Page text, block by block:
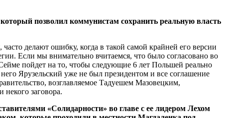
позволил коммунистам сохранить реальную власть
делают ошибку, когда в такой самой крайней его версии
Если мы внимательно вчитаемся, что было согласовано во
пойдет на то, чтобы следующие 6 лет Польшей реально
Ярузельский уже не был президентом и все соглашение
возглавляемое Тадуешем Мазовецким,
некого заговора.
«Солидарности» во главе с ее лидером Лехом